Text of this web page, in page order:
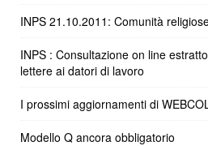
INPS 21.10.2011: Comunità
INPS : Consultazione on line
lettere ai datori di lavoro
I prossimi aggiornamenti di
Modello Q ancora obbligatorio